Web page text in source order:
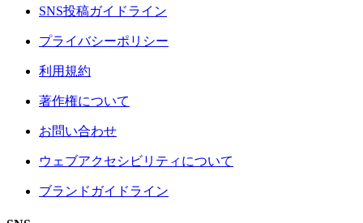
SNS投稿ガイドライン
プライバシーポリシー
利用規約
著作権について
お問い合わせ
ウェブアクセシビリティについて
ブランドガイドライン